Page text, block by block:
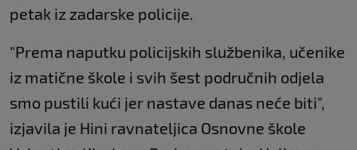
petak iz zadarske policije.
"Prema naputku policijskih službenika, učenike
iz matične škole i svih šest područnih odjela
smo pustili kući jer nastave danas neće biti",
izjavila je Hini ravnateljica Osnovne škole